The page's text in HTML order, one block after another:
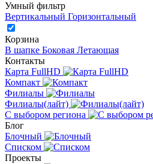
Умный фильтр
Вертикальный Горизонтальный
Корзина
В шапке Боковая Летающая
Контакты
Карта FullHD
Компакт
Филиалы
Филиалы(лайт)
С выбором региона
Блог
Блочный
Списком
Проекты